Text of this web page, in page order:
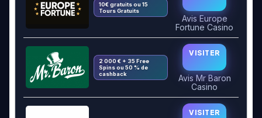
10€ gratuits ou 15
Tours Gratuits
Avis Europe
Fortune Casino
2 000 € + 35 Free
Spins ou 50 % de
cashback
VISITER
Avis Mr Baron
Casino
VISITER